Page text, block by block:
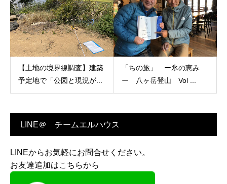
【土地の境界線調査】建築
予定地で「公図と現況が...
「ちの旅」 ー氷の恵み
ー 八ヶ岳登山 Vol ...
LINE＠ チームエルハウス
LINEからお気軽にお問合せください。
お友達追加はこちらから